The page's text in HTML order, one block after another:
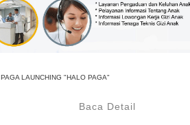
PAGA LAUNCHING "HALO PAGA"
Baca Detail